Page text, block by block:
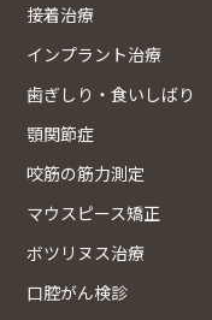
接着治療
インプラント治療
歯ぎしり・食いしばり
顎関節症
咬筋の筋力測定
マウスピース矯正
ボツリヌス治療
口腔がん検診